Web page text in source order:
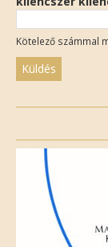
Kötelező számmal
field
empty.